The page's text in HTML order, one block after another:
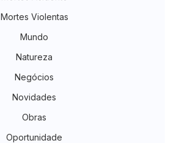
Mortes Violentas
Mundo
Natureza
Negócios
Novidades
Obras
Oportunidade